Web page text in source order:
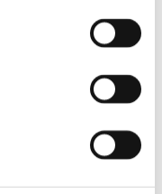
Daten zur